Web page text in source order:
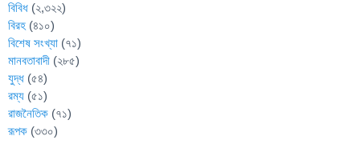
বিবিধ (২,৩২২)
বিরহ (৪১০)
বিশেষ সংখ্যা (৭১)
মানবতাবাদী (২৮৫)
যুদ্ধ (৫৪)
রম্য (৫১)
রাজনৈতিক (৭১)
রূপক (৩৩০)